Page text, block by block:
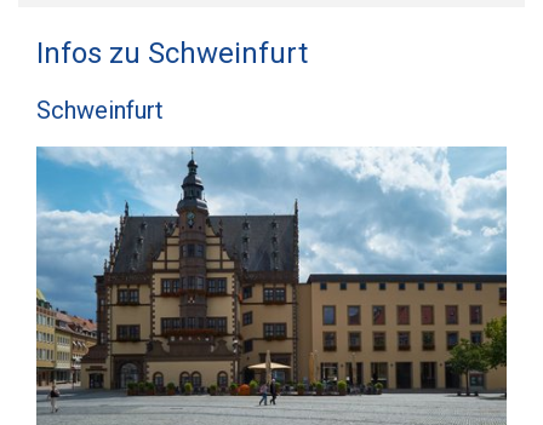
Infos zu Schweinfurt
Schweinfurt